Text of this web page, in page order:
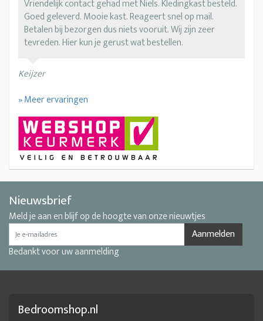
Vriendelijk contact gehad met Niels. Kledingkast besteld.
Goed geleverd. Mooie kast. Reageert snel op mail.
Betalen bij bezorgen dus niets vooruit. Wij zijn zeer
tevreden. Hier kun je gerust wat bestellen.
Keijzer
» Meer ervaringen
Nieuwsbrief
Meld je aan en blijf op de hoogte van onze nieuwtjes
Aanmelden
Bedankt voor uw aanmelding
Bedroomshop.nl